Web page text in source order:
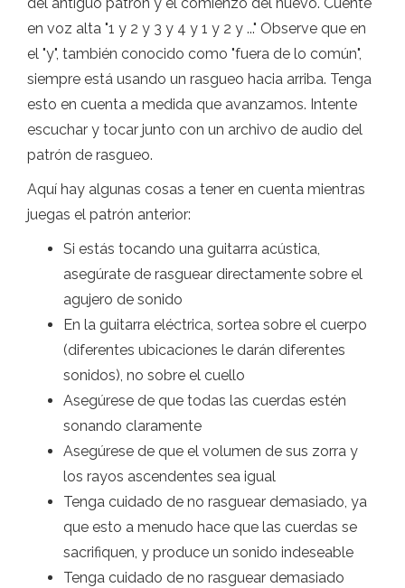
en voz alta "1 y 2 y 3 y 4 y 1 y 2 y ..." Observe que en
el "y", también conocido como "fuera de lo común",
siempre está usando un rasgueo hacia arriba. Tenga
esto en cuenta a medida que avanzamos. Intente
escuchar y tocar junto con un archivo de audio del
patrón de rasgueo.
Aquí hay algunas cosas a tener en cuenta mientras
juegas el patrón anterior:
Si estás tocando una guitarra acústica,
asegúrate de rasguear directamente sobre el
agujero de sonido
En la guitarra eléctrica, sortea sobre el cuerpo
(diferentes ubicaciones le darán diferentes
sonidos), no sobre el cuello
Asegúrese de que todas las cuerdas estén
sonando claramente
Asegúrese de que el volumen de sus zorra y
los rayos ascendentes sea igual
Tenga cuidado de no rasguear demasiado, ya
que esto a menudo hace que las cuerdas se
sacrifiquen, y produce un sonido indeseable
Tenga cuidado de no rasguear demasiado